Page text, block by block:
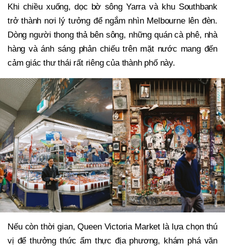
Khi chiều xuống, dọc bờ sông Yarra và khu Southbank
trở thành nơi lý tưởng để ngắm nhìn Melbourne lên đèn.
Dòng người thong thả bên sông, những quán cà phê, nhà
hàng và ánh sáng phản chiếu trên mặt nước mang đến
cảm giác thư thái rất riêng của thành phố này.
Nếu còn thời gian, Queen Victoria Market là lựa chọn thú
vị để thưởng thức ẩm thực địa phương, khám phá văn